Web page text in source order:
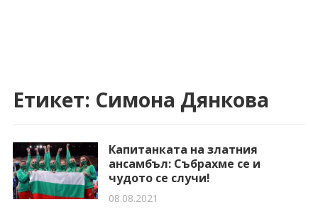
Етикет: Симона Дянкова
Капитанката на златния
ансамбъл: Събрахме се и
чудото се случи!
08.08.2021